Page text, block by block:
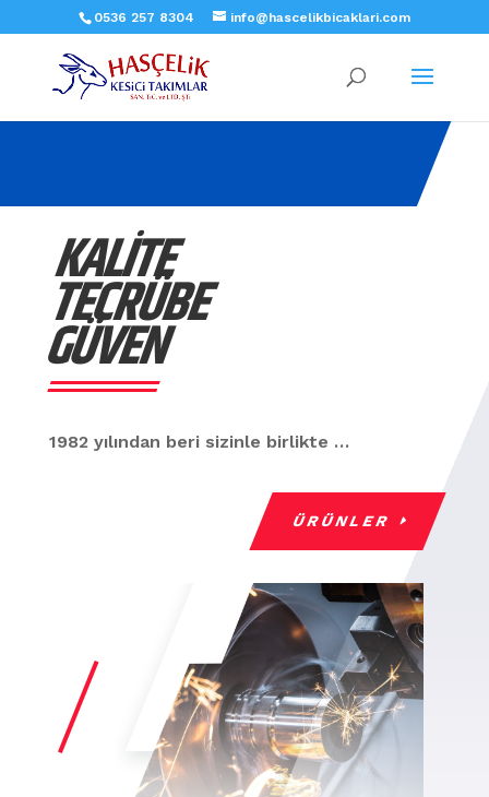
0536 257 8304 info@hascelikbicaklari.com
KALİTE
TECRÜBE
GÜVEN
1982 yılından beri sizinle birlikte …
ÜRÜNLER